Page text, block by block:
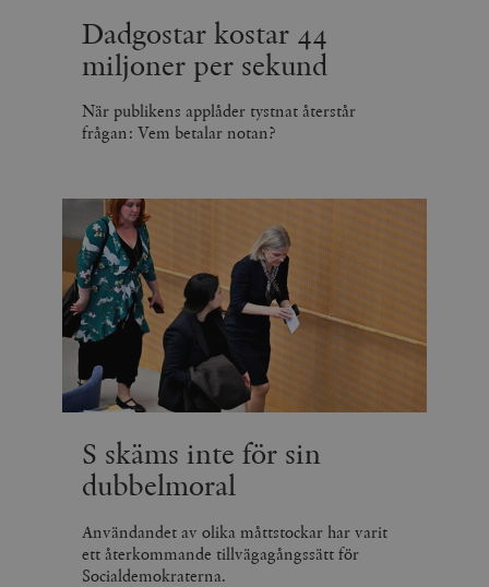
Dadgostar kostar 44
miljoner per sekund
När publikens applåder tystnat återstår
frågan: Vem betalar notan?
S skäms inte för sin
dubbelmoral
Användandet av olika måttstockar har varit
ett återkommande tillvägagångssätt för
Socialdemokraterna.